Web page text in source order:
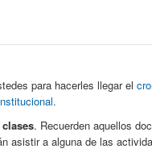
para hacerles llegar el
. Recuerden aquellos
asistir a alguna de las